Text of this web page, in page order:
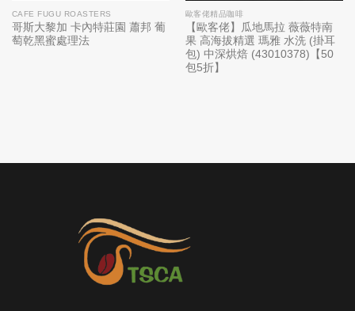
CAFE FUGU ROASTERS
哥斯大黎加 卡內特莊園 蕭邦 葡
萄乾黑蜜處理法
歐客佬精品咖啡
【歐客佬】瓜地馬拉 薇薇特南
果 高海拔精選 瑪雅 水洗 (掛耳
包) 中深烘焙 (43010378)【50
包5折】